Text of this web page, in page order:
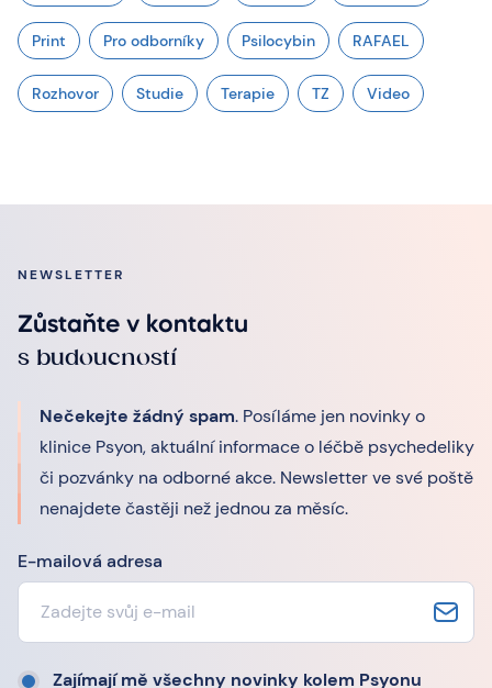
Print Pro odborníky Psilocybin RAFAEL
Rozhovor Studie Terapie TZ Video
NEWSLETTER
Zůstaňte v kontaktu
s budoucností
Nečekejte žádný spam. Posíláme jen novinky o
klinice Psyon, aktuální informace o léčbě psychedeliky
či pozvánky na odborné akce. Newsletter ve své poště
nenajdete častěji než jednou za měsíc.
E-mailová adresa
Zajímají mě všechny novinky kolem Psyonu